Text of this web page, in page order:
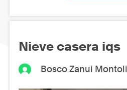
Nieve casera iqs
Bosco Zanui